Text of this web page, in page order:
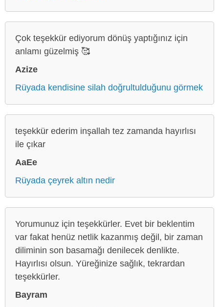
Çok teşekkür ediyorum dönüş yaptığınız için
anlamı güzelmiş 🥰
Azize
Rüyada kendisine silah doğrultulduğunu görmek
teşekkür ederim inşallah tez zamanda hayırlısı
ile çıkar
AaEe
Rüyada çeyrek altın nedir
Yorumunuz için teşekkürler. Evet bir beklentim
var fakat henüz netlik kazanmış değil, bir zaman
diliminin son basamağı denilecek denlikte.
Hayırlısı olsun. Yüreğinize sağlık, tekrardan
teşekkürler.
Bayram